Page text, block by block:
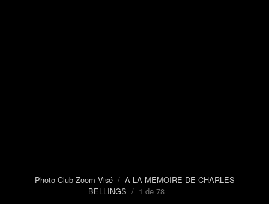
Photo Club Zoom Visé/ A LA MEMOIRE DE CHARLES
BELLINGS / 1 de 78